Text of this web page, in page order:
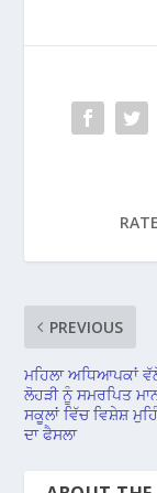
PREVIOUS
ਮਹਿਲਾ ਅਧਿਆਪਕਾਂ
ਲੋਹੜੀ ਨੂੰ ਸਮਰਪਿਤ
ਸਕੂਲਾਂ ਵਿੱਚ ਵਿਸ਼ੇਸ਼
ਦਾ ਫੈਸਲਾ